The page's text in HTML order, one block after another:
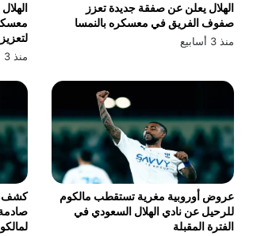
منذ 3 أسابيع
الهلال يعلن عن صفقة جديدة تعزز
صفوف الفريق في معسكره بالنمسا
منذ 3 أسابيع
كشف
عروض أوروبية مغرية تستقطب مالكوم
للرحيل عن نادي الهلال السعودي في
الفترة المقبلة